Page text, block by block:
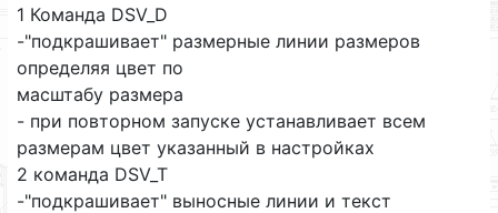
1 Команда DSV_D
-"подкрашивает" размерные линии размеров
определяя цвет по
масштабу размера
- при повторном запуске устанавливает всем
размерам цвет указанный в настройках
2 команда DSV_T
-"подкрашивает" выносные линии и текст